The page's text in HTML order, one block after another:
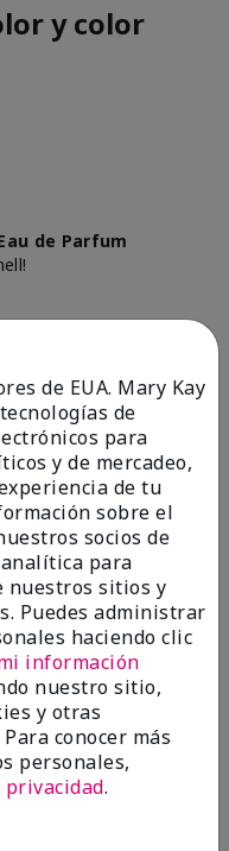
y color
de Parfum
esta
de EUA. Mary Kay
de
para
y de mercadeo,
de tu
sobre el
socios de
para
nuestros sitios y
Puedes administrar
haciendo clic
información
nuestro sitio,
y otras
conocer más
personales,
privacidad.